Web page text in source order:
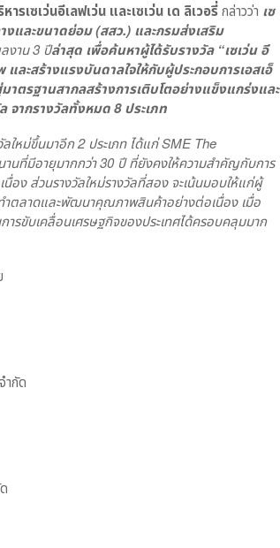
ารเซเว่นอีเลฟเว่น และเซเว่น เด ลิเวอรี่กล่าวว่า เซ
งและขนาดย่อม(สสว.) และกรมส่งเสริม
งาน3 ปีล่าสุด เพื่อค้นหาผู้ได้รับรางวัล“เซเว่น อี
และสร้างแรงบันดาลใจให้กับผู้ประกอบการเอสเอ็
รฐานสากลสร้างการเติบโตอย่างแข็งแกร่งและ
จากรางวัลทั้งหมด8ประเภท
ลใหม่ขึ้นมาอีก2 ประเภท ได้แก่SME The
นที่มีอายุมากกว่า30 ปี ที่ยังคงให้ความสำคัญกับการ
อง ส่วนรางวัลใหม่รางวัลที่สอง จะเน้นมอบให้แก่ผู้
ทำตลาดและพัฒนาคุณภาพสินค้าอย่างต่อเนื่อง เมื่อ
ารขับเคลื่อนเศรษฐกิจของประเทศได้ครอบคลุมมาก
ำกัด